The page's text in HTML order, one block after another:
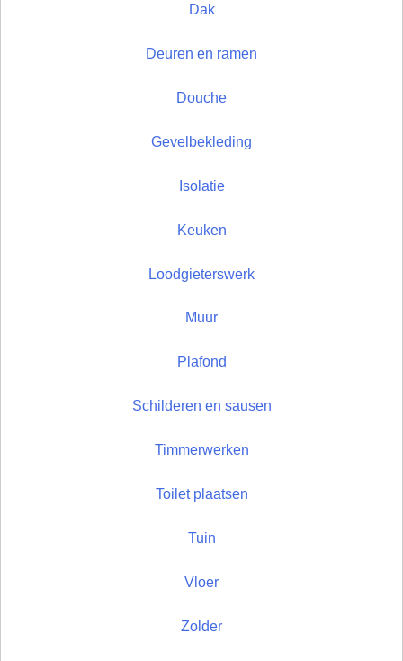
Dak
Deuren en ramen
Douche
Gevelbekleding
Isolatie
Keuken
Loodgieterswerk
Muur
Plafond
Schilderen en sausen
Timmerwerken
Toilet plaatsen
Tuin
Vloer
Zolder